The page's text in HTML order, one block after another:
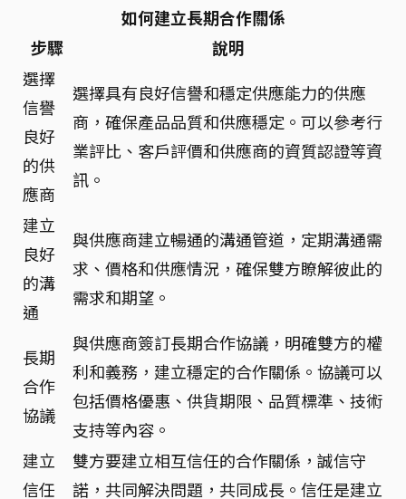
如何建立長期合作關係
步驟
說明
選擇
信譽
良好
的供
應商
選擇具有良好信譽和穩定供應能力的供應
商，確保產品品質和供應穩定。可以參考行
業評比、客戶評價和供應商的資質認證等資
訊。
建立
良好
的溝
通
與供應商建立暢通的溝通管道，定期溝通需
求、價格和供應情況，確保雙方瞭解彼此的
需求和期望。
長期
合作
協議
與供應商簽訂長期合作協議，明確雙方的權
利和義務，建立穩定的合作關係。協議可以
包括價格優惠、供貨期限、品質標準、技術
支持等內容。
建立
信任
雙方要建立相互信任的合作關係，誠信守
諾，共同解決問題，共同成長。信任是建立